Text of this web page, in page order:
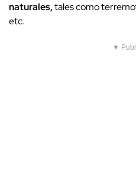
naturales,tales como
etc.
▼